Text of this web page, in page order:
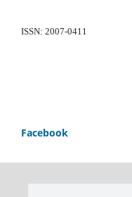
ISSN: 2007-0411
Facebook